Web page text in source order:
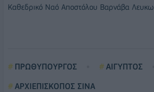
Καθεδρικό Ναό Αποστόλου Βαρνάβα
ΠΡΩΘΥΠΟΥΡΓΟΣ
ΑΙΓΥΠΤΟΣ
ΑΡΧΙΕΠΙΣΚΟΠΟΣ ΣΙΝΑ